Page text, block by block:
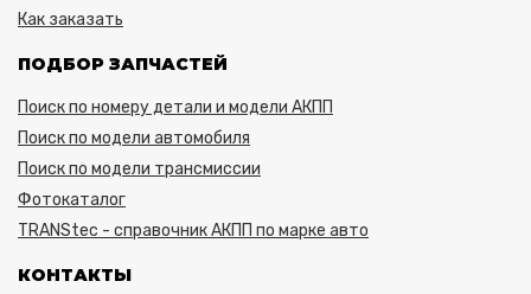
Как заказать
ПОДБОР ЗАПЧАСТЕЙ
Поиск по номеру детали и модели АКПП
Поиск по модели автомобиля
Поиск по модели трансмиссии
Фотокаталог
TRANStec - справочник АКПП по марке авто
КОНТАКТЫ